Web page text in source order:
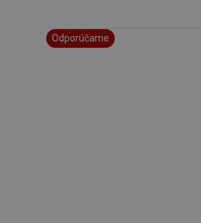
Odporúčame